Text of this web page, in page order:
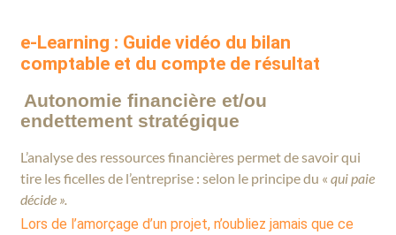
e-Learning : Guide vidéo du bilan
comptable et du compte de résultat
Autonomie financière et/ou
endettement stratégique
L’analyse des ressources financières permet de savoir qui
tire les ficelles de l’entreprise : selon le principe du «qui paie
décide ».
Lors de l’amorçage d’un projet, n’oubliez jamais que ce